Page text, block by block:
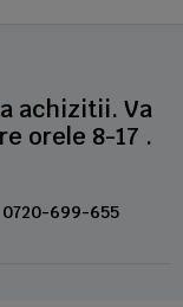
achizitii. Va
orele 8-17 .
0720-699-655